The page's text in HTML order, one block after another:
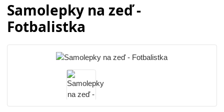
Samolepky na zeď -
Fotbalistka